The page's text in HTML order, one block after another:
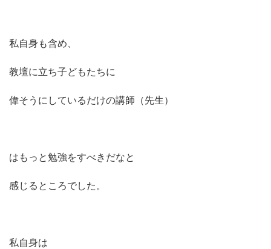
私自身も含め、
教壇に立ち子どもたちに
偉そうにしているだけの講師（先生）
はもっと勉強をすべきだなと
感じるところでした。
私自身は